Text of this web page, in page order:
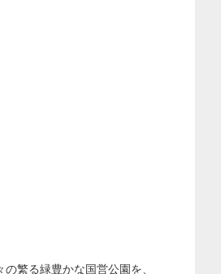
繁る緑豊かな国営公園を、